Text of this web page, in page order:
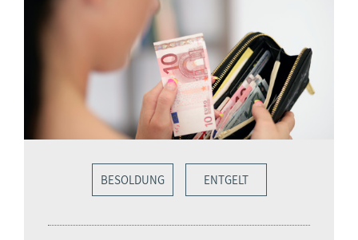
BESOLDUNG ENTGELT